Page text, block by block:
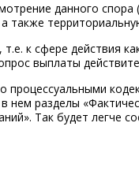
данного
к сфере действия
выплаты
нем разделы
Так будет легче